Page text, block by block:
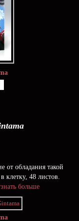
от обладания такой
клетку, 48 листов.
больше